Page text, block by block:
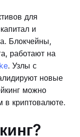
для
и
Блокчейны,
работают на
. Узлы с
новые
можно
в криптовалюте.